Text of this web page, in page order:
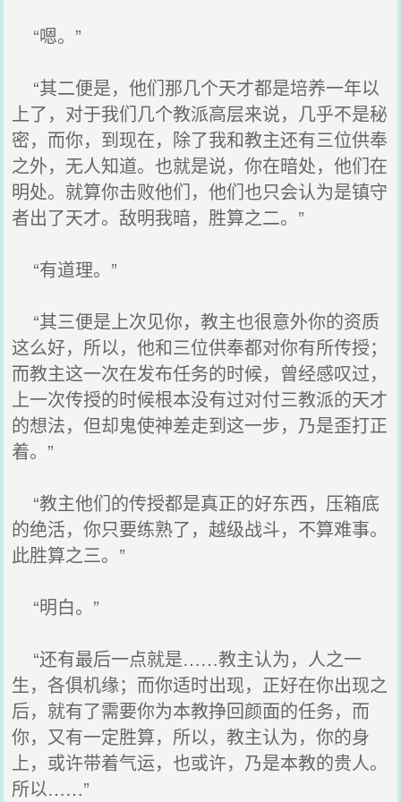
“嗯。”
“其二便是，他们那几个天才都是培养一年以
上了，对于我们几个教派高层来说，几乎不是秘
密，而你，到现在，除了我和教主还有三位供奉
之外，无人知道。也就是说，你在暗处，他们在
明处。就算你击败他们，他们也只会认为是镇守
者出了天才。敌明我暗，胜算之二。”
“有道理。”
“其三便是上次见你，教主也很意外你的资质
这么好，所以，他和三位供奉都对你有所传授；
而教主这一次在发布任务的时候，曾经感叹过，
上一次传授的时候根本没有过对付三教派的天才
的想法，但却鬼使神差走到这一步，乃是歪打正
着。”
“教主他们的传授都是真正的好东西，压箱底
的绝活，你只要练熟了，越级战斗，不算难事。
此胜算之三。”
“明白。”
“还有最后一点就是……教主认为，人之一
生，各俱机缘；而你适时出现，正好在你出现之
后，就有了需要你为本教挣回颜面的任务，而
你，又有一定胜算，所以，教主认为，你的身
上，或许带着气运，也或许，乃是本教的贵人。
所以……”